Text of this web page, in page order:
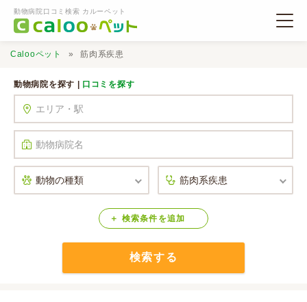
動物病院口コミ検索 カルーペット
口コミ検索
Calooペットとは？
Calooペット 筋肉系疾患
動物病院を探す | 口コミを探す
検索条件 を追加
検索する